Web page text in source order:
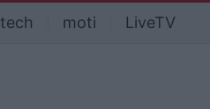
tech moti LiveTV